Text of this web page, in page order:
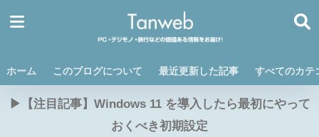
ホーム このブログについて 最近更新した記事 すべてのカテ
▶【注目記事】Windows 11 を導入したら最初にやって
おくべき初期設定